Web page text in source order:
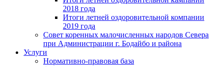
2018 года
Итоги летней оздоровительной компании
2019 года
Совет коренных малочисленных народов Севера
при Администрации г. Бодайбо и района
Услуги
Нормативно-правовая база